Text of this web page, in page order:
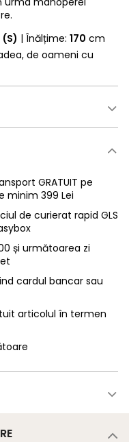
(S) | Înălțime: 170 cm
de oameni cu
GRATUIT pe
minim 399 Lei
de curierat rapid GLS
și următoarea zi
cardul bancar sau
articolul în termen